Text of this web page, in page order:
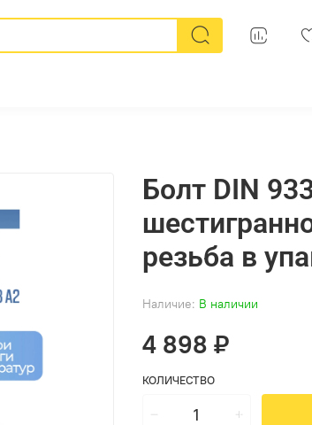
Наличие: В наличии
Болт DIN
резьба в
4 898 ₽
КОЛИЧЕСТВО